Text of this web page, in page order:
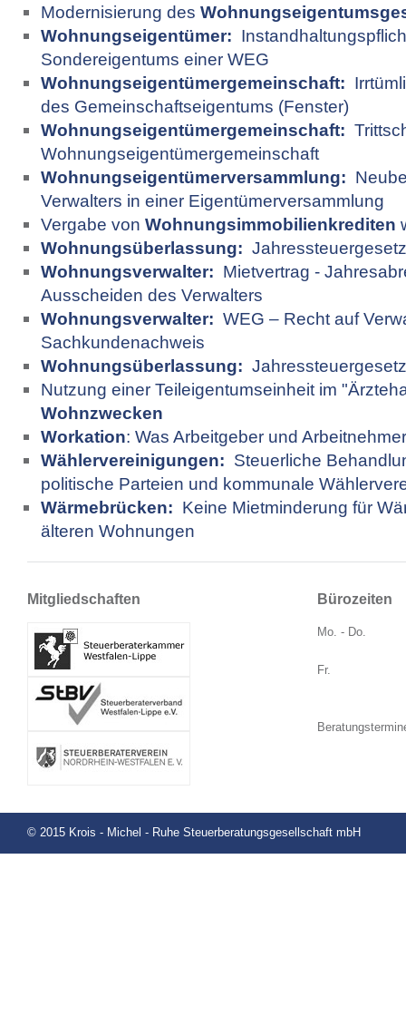
Modernisierung des
Wohnungseigentümer:
Sondereigentums einer WEG
Wohnungseigentümergemeinschaft:
des Gemeinschaftseigentums (Fenster)
Wohnungseigentümergemeinschaft:
Wohnungseigentümergemeinschaft
Wohnungseigentümerversammlung:
Verwalters in einer Eigentümerversammlung
Vergabe von Wohnungsimmobilienkrediten
Wohnungsüberlassung:
Wohnungsverwalter: Mietvertrag -
Ausscheiden des Verwalters
Wohnungsverwalter: WEG – Recht auf
Sachkundenachweis
Wohnungsüberlassung:
Nutzung einer Teileigentumseinheit im
Wohnzwecken
Workation: Was Arbeitgeber und
Wählervereinigungen: Steuerliche
politische Parteien und kommunale
Wärmebrücken: Keine Mietminderung für
älteren Wohnungen
Mitgliedschaften Bürozeiten
Mo. - Do.
Fr.
© 2015 Krois - Michel - Ruhe Steuerberatungsgesellschaft mbH